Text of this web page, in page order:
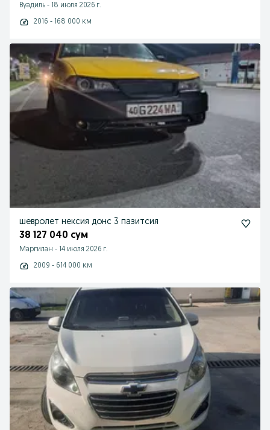
Вуадиль - 18 июля 2026 г.
2016 - 168 000 км
шевролет нексия донс 3 пазитсия
38 127 040 сум
Маргилан - 14 июля 2026 г.
2009 - 614 000 км